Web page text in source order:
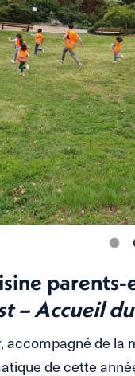
parents-
– Accueil
de la
de cette